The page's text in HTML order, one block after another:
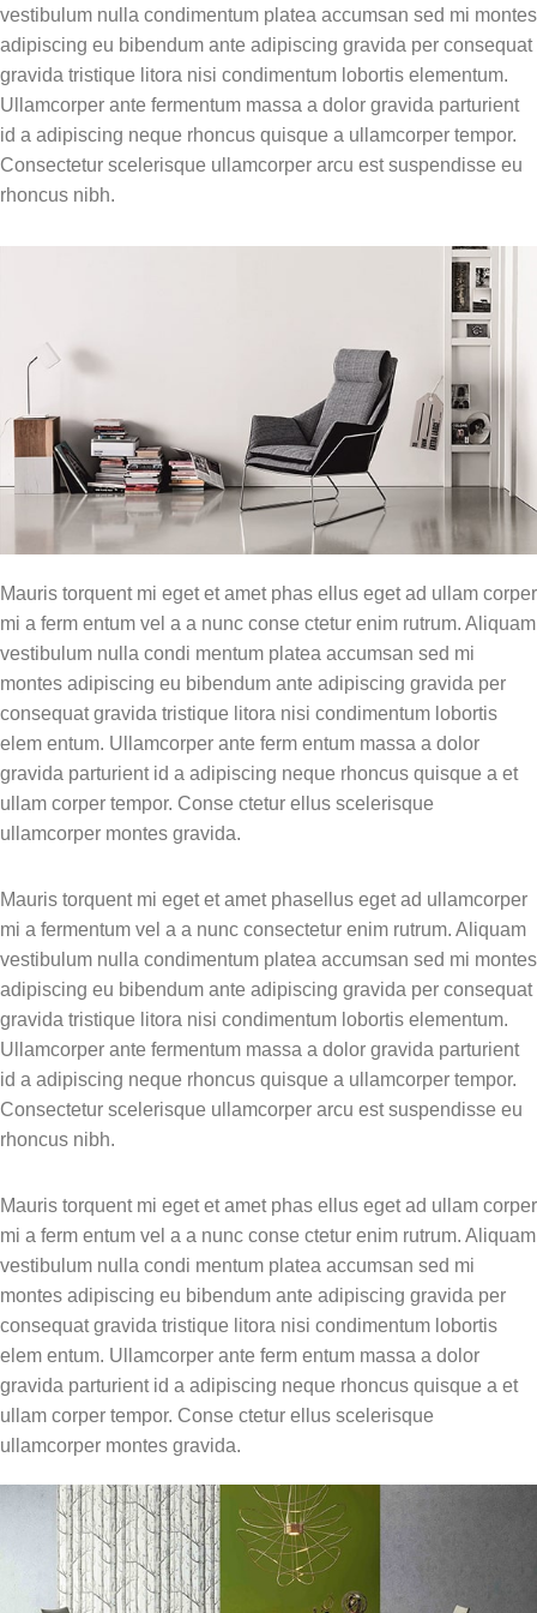
de Comunicação Funcional e
discussão
15:00 - 15:15 – Coffee-break
15:15 - 17:30 – Planejamento e
Encerramento
Estratégias de monitoramento,
perguntas e respostas com casos
Demonstrações práticas e guia
funcional.
Módulo 8: Registro e gráficos
Como coletar e analisar os dados
para confirmar a função do
tratamento e a introdução ao
Módulo 10: Treino de
Comunicação Funcional
O primeiro pilar do SBT:
ensinando respostas
Módulo 11: Treinamento de
Resposta de Tolerância e
Cooperação
Aprofundando no SBT: como
ensinar as habilidades de tolerar
negativas e cooperar com
demandas.
Módulo 12: Generalização e
Critérios
habilidades aprendidas se
mantenham em diferentes
contextos e com diferentes
pessoas.
Módulo 13: Ética, Prática
Profissional e Reflexão Final
Discussão sobre os aspectos
éticos da prática, o papel do
analista do comportamento e a
Materiais Extra
fundamentos teóricos completos
da IISCA e do SBT para consulta.
Presencial
1ª dia
Dia 1: Introdução Teórica e
Aplicações da IISCA
08:30 - 09:00 – Credenciamento
Recepção dos participantes e
credenciamento
vestibulum nulla condimentum platea accumsan sed mi montes
adipiscing eu bibendum ante adipiscing gravida per consequat
gravida tristique litora nisi condimentum lobortis elementum.
Ullamcorper ante fermentum massa a dolor gravida parturient
id a adipiscing neque rhoncus quisque a ullamcorper tempor.
Consectetur scelerisque ullamcorper arcu est suspendisse eu
rhoncus nibh.
Mauris torquent mi eget et amet phas ellus eget ad ullam corper
mi a ferm entum vel a a nunc conse ctetur enim rutrum. Aliquam
vestibulum nulla condi mentum platea accumsan sed mi
montes adipiscing eu bibendum ante adipiscing gravida per
consequat gravida tristique litora nisi condimentum lobortis
elem entum. Ullamcorper ante ferm entum massa a dolor
gravida parturient id a adipiscing neque rhoncus quisque a et
ullam corper tempor. Conse ctetur ellus scelerisque
ullamcorper montes gravida.
Mauris torquent mi eget et amet phasellus eget ad ullamcorper
mi a fermentum vel a a nunc consectetur enim rutrum. Aliquam
vestibulum nulla condimentum platea accumsan sed mi montes
adipiscing eu bibendum ante adipiscing gravida per consequat
gravida tristique litora nisi condimentum lobortis elementum.
Ullamcorper ante fermentum massa a dolor gravida parturient
id a adipiscing neque rhoncus quisque a ullamcorper tempor.
Consectetur scelerisque ullamcorper arcu est suspendisse eu
rhoncus nibh.
Mauris torquent mi eget et amet phas ellus eget ad ullam corper
mi a ferm entum vel a a nunc conse ctetur enim rutrum. Aliquam
vestibulum nulla condi mentum platea accumsan sed mi
montes adipiscing eu bibendum ante adipiscing gravida per
consequat gravida tristique litora nisi condimentum lobortis
elem entum. Ullamcorper ante ferm entum massa a dolor
gravida parturient id a adipiscing neque rhoncus quisque a et
ullam corper tempor. Conse ctetur ellus scelerisque
ullamcorper montes gravida.